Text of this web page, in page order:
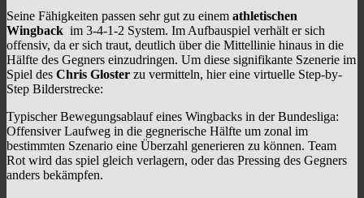
Seine Fähigkeiten passen sehr gut zu einem athletischen
Wingback im 3-4-1-2 System. Im Aufbauspiel verhält er sich
offensiv, da er sich traut, deutlich über die Mittellinie hinaus in die
Hälfte des Gegners einzudringen. Um diese signifikante Szenerie im
Spiel des Chris Gloster zu vermitteln, hier eine virtuelle Step-by-
Step Bilderstrecke:
Typischer Bewegungsablauf eines Wingbacks in der Bundesliga:
Offensiver Laufweg in die gegnerische Hälfte um zonal im
bestimmten Szenario eine Überzahl generieren zu können. Team
Rot wird das spiel gleich verlagern, oder das Pressing des Gegners
anders bekämpfen.